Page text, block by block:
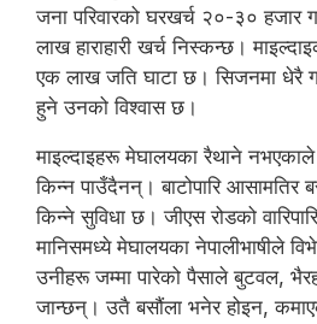
जना परिवारको घरखर्च २०-३० हजार
लाख हाराहारी खर्च निस्कन्छ।
एक लाख जति घाटा छ। सिजनमा धेरै
हुने उनको विश्वास छ।
माइल्दाइहरू मेघालयका रैथाने
किन्न पाउँदैनन्। बाटोपारि आसामतिर
किन्ने सुविधा छ। जीएस रोडको
मानिसमध्ये मेघालयका नेपालीभाषीले
उनीहरू जम्मा पारेको पैसाले बुटवल,
जान्छन्। उतै बसौंला भनेर होइन,